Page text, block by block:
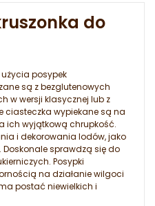
do
posypek
są z bezglutenowych
w wersji klasycznej lub z
wypiekane są na
ich wyjątkową chrupkość.
i dekorowania lodów, jako
sprawdzą się do
Posypki
na działanie wilgoci
postać niewielkich i